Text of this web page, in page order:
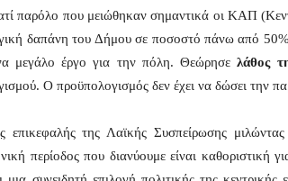
παρόλο που μειώθηκαν σημαντικά οι ΚΑΠ
δαπάνη του Δήμου σε ποσοστό πάνω από
μεγάλο έργο για την πόλη. Θεώρησελάθος
Ο προϋπολογισμός δεν έχει να δώσει την
επικεφαλής της Λαϊκής Συσπείρωσης
περίοδος που διανύουμε είναι καθοριστική